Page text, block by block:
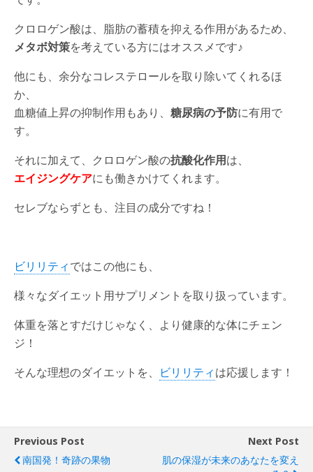
クロロゲン酸は、脂肪の蓄積を抑える作用があるため、
メタボ対策を考えている方にはオススメです♪
他にも、余分なコレステロールを取り除いてくれるほ
か、
血糖値上昇の抑制作用もあり、 糖尿病の予防に有用で
す。
それに加えて、クロロゲン酸の抗酸化作用は、
エイジングケアにも働きかけてくれます。
セレブならずとも、注目の成分ですね！
ビリリティではこの他にも、
様々なダイエット用サプリメントを取り扱っています。
体重を落とすだけじゃなく、より健康的な体にチェン
ジ！
そんな理想のダイエットを、
ビリリティは応援します！
Previous Post
南国発！奇跡の果物
Next Post
肌の保湿が未来のあなたを変え